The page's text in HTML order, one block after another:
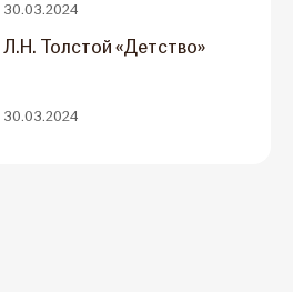
30.03.2024
Л.Н. Толстой «Детство»
30.03.2024